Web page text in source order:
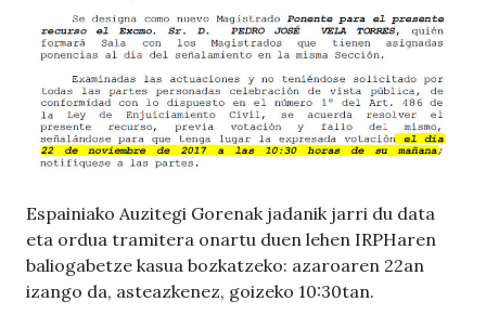
Espainiako Auzitegi Gorenak jadanik jarri du data
eta ordua tramitera onartu duen lehen IRPHaren
baliogabetze kasua bozkatzeko: azaroaren 22an
izango da, asteazkenez, goizeko 10:30tan.